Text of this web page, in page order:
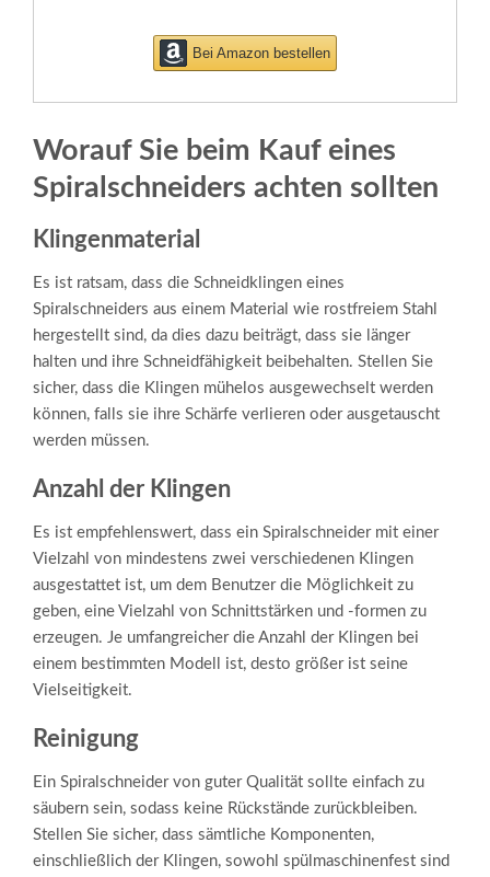
Bei Amazon bestellen
Worauf Sie beim Kauf eines
Spiralschneiders achten sollten
Klingenmaterial
Es ist ratsam, dass die Schneidklingen eines
Spiralschneiders aus einem Material wie rostfreiem Stahl
hergestellt sind, da dies dazu beiträgt, dass sie länger
halten und ihre Schneidfähigkeit beibehalten. Stellen Sie
sicher, dass die Klingen mühelos ausgewechselt werden
können, falls sie ihre Schärfe verlieren oder ausgetauscht
werden müssen.
Anzahl der Klingen
Es ist empfehlenswert, dass ein Spiralschneider mit einer
Vielzahl von mindestens zwei verschiedenen Klingen
ausgestattet ist, um dem Benutzer die Möglichkeit zu
geben, eine Vielzahl von Schnittstärken und -formen zu
erzeugen. Je umfangreicher die Anzahl der Klingen bei
einem bestimmten Modell ist, desto größer ist seine
Vielseitigkeit.
Reinigung
Ein Spiralschneider von guter Qualität sollte einfach zu
säubern sein, sodass keine Rückstände zurückbleiben.
Stellen Sie sicher, dass sämtliche Komponenten,
einschließlich der Klingen, sowohl spülmaschinenfest sind